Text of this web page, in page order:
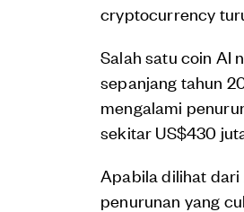
cryptocurrency
Salah satu coin AI
sepanjang tahun
mengalami
sekitar US$430
Apabila dilihat dari
penurunan yang